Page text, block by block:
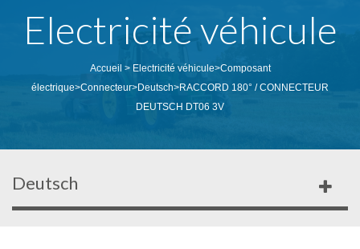
Electricité véhicule
Accueil > Electricité véhicule>Composant
électrique>Connecteur>Deutsch>RACCORD 180° / CONNECTEUR
DEUTSCH DT06 3V
Deutsch